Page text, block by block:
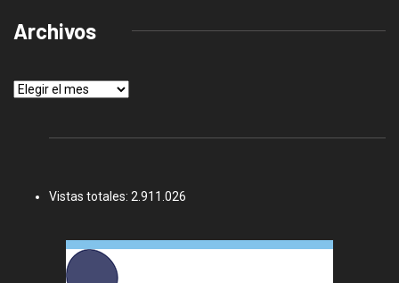
Archivos
Archivos
Vistas totales: 2.911.026